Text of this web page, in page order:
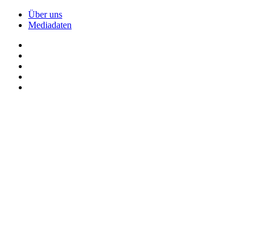
Über uns
Mediadaten